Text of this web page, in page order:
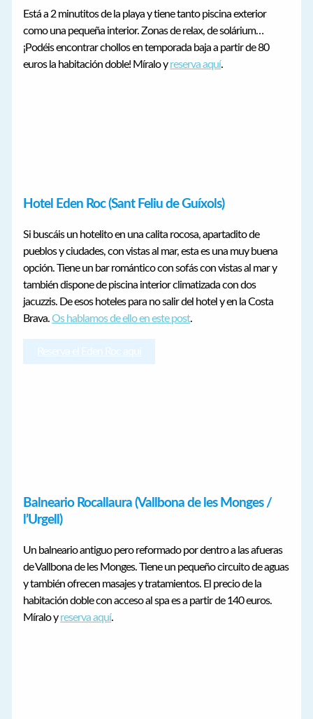
Está a 2 minutitos de la playa y tiene tanto piscina exterior
como una pequeña interior. Zonas de relax, de solárium…
¡Podéis encontrar chollos en temporada baja a partir de 80
euros la habitación doble! Míralo yreserva aquí.
Hotel Eden Roc (Sant Feliu de Guíxols)
Si buscáis un hotelito en una calita rocosa, apartadito de
pueblos y ciudades, con vistas al mar, esta es una muy buena
opción. Tiene un bar romántico con sofás con vistas al mar y
también dispone de piscina interior climatizada con dos
jacuzzis. De esos hoteles para no salir del hotel y en la Costa
Brava.Os hablamos de ello en este post.
Reserva el Eden Roc aquí
Balneario Rocallaura (Vallbona de les Monges /
l’Urgell)
Un balneario antiguo pero reformado por dentro a las afueras
de Vallbona de les Monges. Tiene un pequeño circuito de aguas
y también ofrecen masajes y tratamientos. El precio de la
habitación doble con acceso al spa es a partir de 140 euros.
Míralo yreserva aquí.